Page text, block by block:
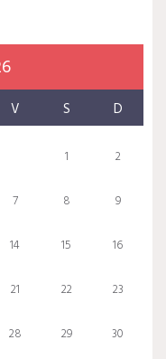
V S D
1 2
7 8 9
14 15 16
21 22 23
28 29 30